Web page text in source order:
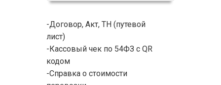
-Договор, Акт, ТН (путевой
лист)
-Кассовый чек по 54ФЗ с QR
кодом
-Справка о стоимости